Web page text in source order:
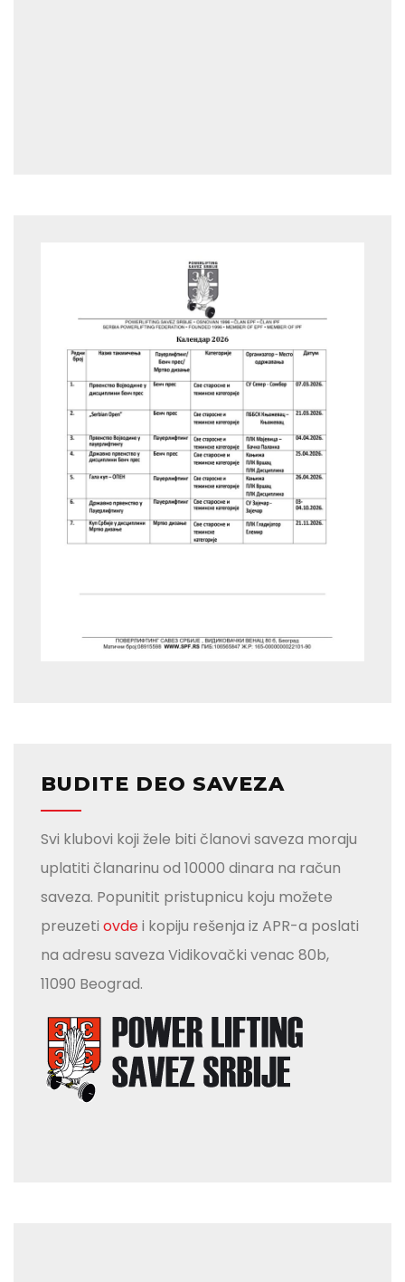
BUDITE DEO SAVEZA
Svi klubovi koji žele biti članovi saveza moraju
uplatiti članarinu od 10000 dinara na račun
saveza. Popunitit pristupnicu koju možete
preuzeti ovdei kopiju rešenja iz APR-a poslati
na adresu saveza Vidikovački venac 80b,
11090 Beograd.